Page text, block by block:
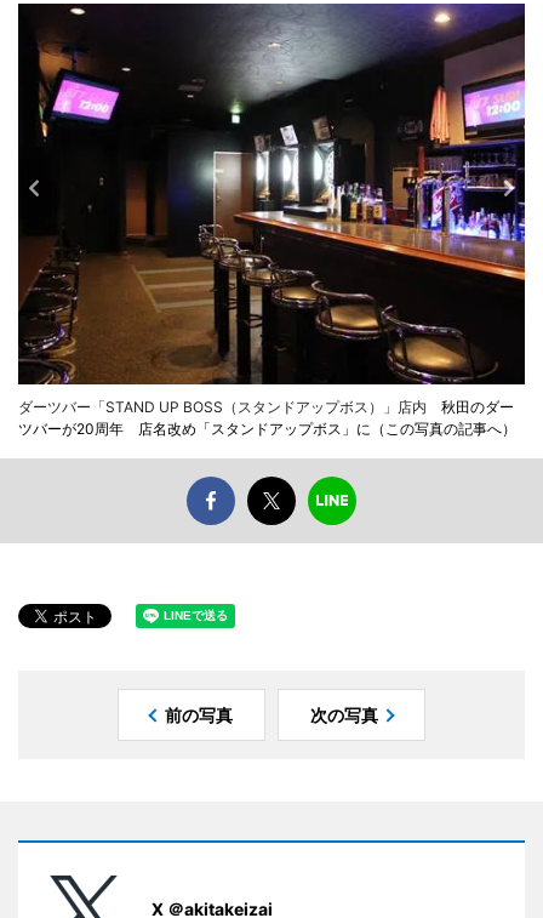
ダーツバー「STAND UP BOSS（スタンドアップボス）」店内 秋田のダー
ツバーが20周年 店名改め「スタンドアップボス」に（この写真の記事へ）
前の写真 次の写真
X ＠akitakeizai